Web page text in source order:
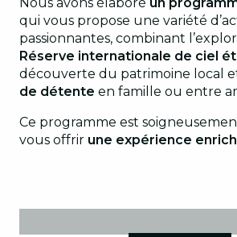
qui vous propose une variété
passionnantes, combinant
Réserve internationale de ciel
découverte du patrimoine local
de détente en famille ou entre
Ce programme est
vous offrir une expérience